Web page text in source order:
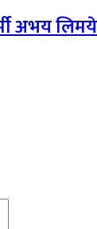
अभय लिमये